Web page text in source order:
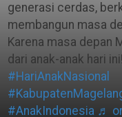
generasi cerdas,
membangun masa
Karena masa depan
dari anak-anak hari
#HariAnakNasional
#AnakIndonesia ♬